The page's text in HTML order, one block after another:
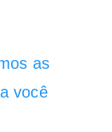
as
você